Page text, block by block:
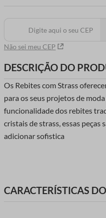
Não sei meu CEP
DESCRIÇÃO DO
Os Rebites com Strass
para os seus projetos de
funcionalidade dos rebites
cristais de strass, essas peças
adicionar sofistica
CARACTERÍSTICAS